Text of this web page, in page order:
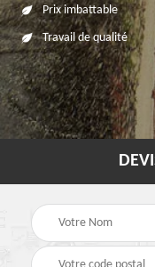
Prix imbattable
Travail de qualité